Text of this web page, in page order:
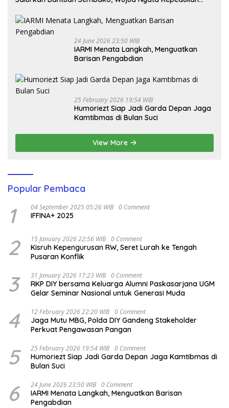
24 June 2026 23:50 WIB
IARMI Menata Langkah, Menguatkan
Barisan Pengabdian
25 February 2026 19:54 WIB
Humoriezt Siap Jadi Garda Depan Jaga
Kamtibmas di Bulan Suci
View More
Popular Pembaca
1 04 September 2025 05:26 WIB 0 Comment
IFFINA+ 2025
2 15 January 2026 22:56 WIB 0 Comment
Kisruh Kepengurusan RW, Seret Lurah ke Tengah
Pusaran Konflik
3 31 January 2026 17:23 WIB 0 Comment
RKP DIY bersama Keluarga Alumni Paskasarjana UGM
Gelar Seminar Nasional untuk Generasi Muda
4 12 February 2026 22:20 WIB 0 Comment
Jaga Mutu MBG, Polda DIY Gandeng Stakeholder
Perkuat Pengawasan Pangan
5 25 February 2026 19:54 WIB 0 Comment
Humoriezt Siap Jadi Garda Depan Jaga Kamtibmas di
Bulan Suci
6 24 June 2026 23:50 WIB 0 Comment
IARMI Menata Langkah, Menguatkan Barisan
Pengabdian